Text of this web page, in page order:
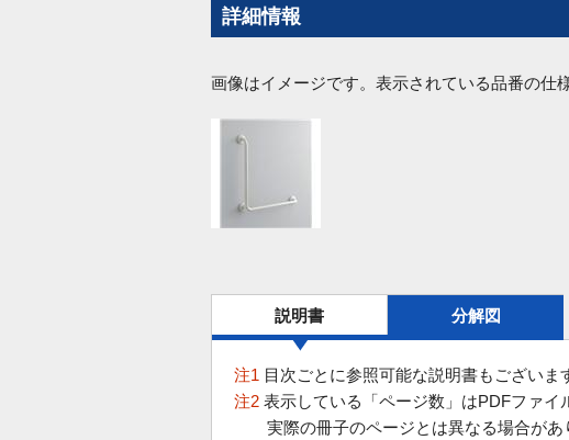
詳細情報
画像はイメージです。表示されている品番の仕
説明書 分解図
注1 目次ごとに参照可能な説明書もございま
注2 表示している「ページ数」はPDFファイ
実際の冊子のページとは異なる場合があ